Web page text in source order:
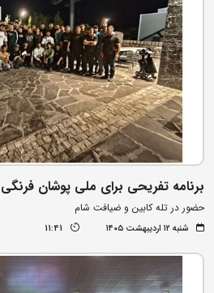
برنامه تفریحی برای ملی پوشان فرنگی
حضور در تله کابین و ضیافت شام
شنبه ۱۲ اردیبهشت ۱۴۰۵ 11:41